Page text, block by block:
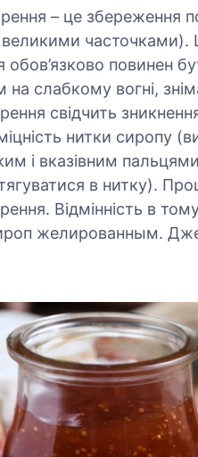
– це збереження
великими
повинен
слабкому вогні,
свідчить
нитки сиропу
і вказівним
в нитку).
Відмінність в
желированным.